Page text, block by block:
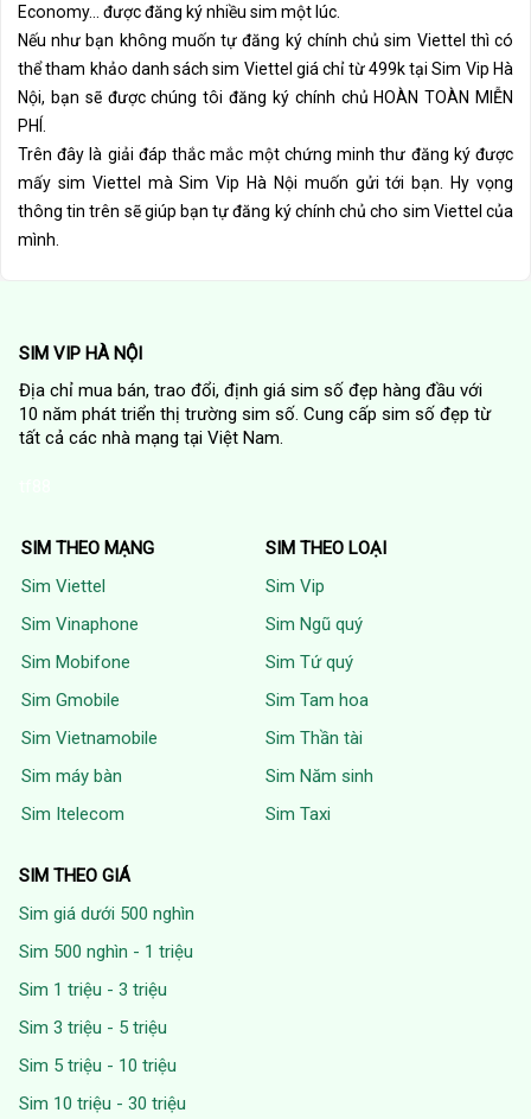
Economy… được đăng ký nhiều sim một lúc.
Nếu như bạn không muốn tự đăng ký chính chủ sim Viettel thì có
thể tham khảo danh sách sim Viettel giá chỉ từ 499k tại Sim Vip Hà
Nội, bạn sẽ được chúng tôi đăng ký chính chủ HOÀN TOÀN MIỄN
PHÍ.
Trên đây là giải đáp thắc mắc một chứng minh thư đăng ký được
mấy sim Viettel mà Sim Vip Hà Nội muốn gửi tới bạn. Hy vọng
thông tin trên sẽ giúp bạn tự đăng ký chính chủ cho sim Viettel của
mình.
SIM VIP HÀ NỘI
Địa chỉ mua bán, trao đổi, định giá sim số đẹp hàng đầu với
10 năm phát triển thị trường sim số. Cung cấp sim số đẹp từ
tất cả các nhà mạng tại Việt Nam.
SIM THEO MẠNG
Sim Viettel
Sim Vinaphone
Sim Mobifone
Sim Gmobile
Sim Vietnamobile
Sim máy bàn
Sim Itelecom
SIM THEO LOẠI
Sim Vip
Sim Ngũ quý
Sim Tứ quý
Sim Tam hoa
Sim Thần tài
Sim Năm sinh
Sim Taxi
SIM THEO GIÁ
Sim giá dưới 500 nghìn
Sim 500 nghìn - 1 triệu
Sim 1 triệu - 3 triệu
Sim 3 triệu - 5 triệu
Sim 5 triệu - 10 triệu
Sim 10 triệu - 30 triệu